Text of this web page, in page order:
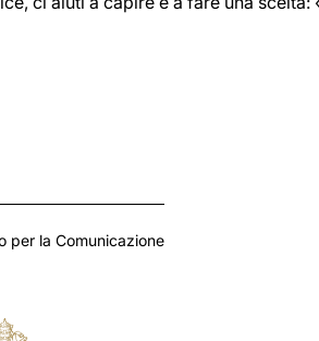
la Comunicazione